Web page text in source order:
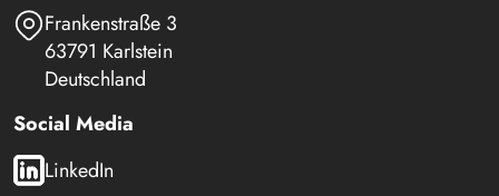
Frankenstraße 3
63791 Karlstein
Deutschland
Social Media
LinkedIn